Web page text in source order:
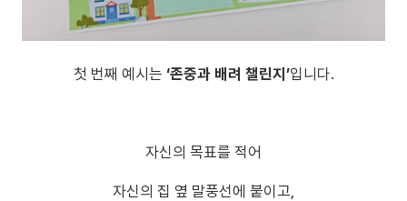
첫 번째 예시는 ‘존중과 배려 챌린지’입니다.
자신의 목표를 적어
자신의 집 옆 말풍선에 붙이고,